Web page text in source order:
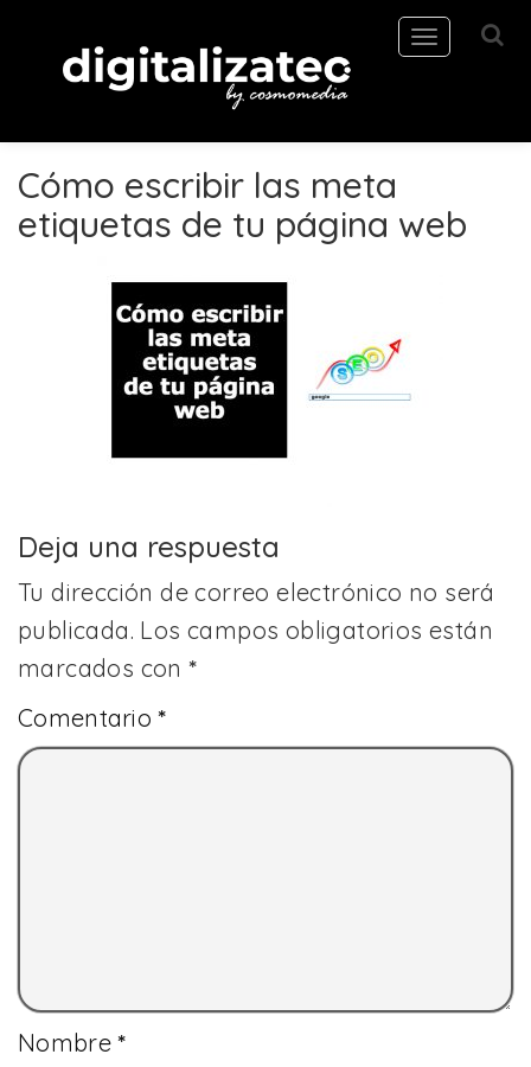
Toggle
navigation
Cómo escribir las meta
etiquetas de tu página web
Deja una respuesta
Tu dirección de correo electrónico no será
publicada. Los campos obligatorios están
marcados con*
Comentario*
Nombre*